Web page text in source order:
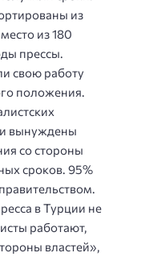
из
из 180
прессы.
свою работу
положения.
вынуждены
со стороны
сроков. 95%
в Турции не
работают,
властей»,